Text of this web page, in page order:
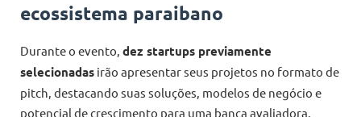
ecossistema paraibano
Durante o evento, dez startups previamente
selecionadas irão apresentar seus projetos no formato de
pitch, destacando suas soluções, modelos de negócio e
potencial de crescimento para uma banca avaliadora.